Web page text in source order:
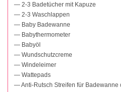
— 2-3 Badetücher mit Kapuze
— 2-3 Waschlappen
— Baby Badewanne
— Babythermometer
— Babyöl
— Wundschutzcreme
— Windeleimer
— Wattepads
— Anti-Rutsch Streifen für Badewanne